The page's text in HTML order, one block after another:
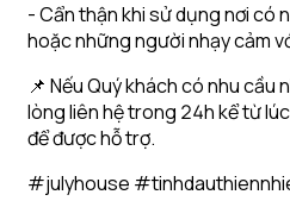
- Cẩn thận khi sử dụng nơi có
hoặc những người nhạy cảm
📌 Nếu Quý khách có nhu cầu
lòng liên hệ trong 24h kể từ
để được hỗ trợ.
#julyhouse